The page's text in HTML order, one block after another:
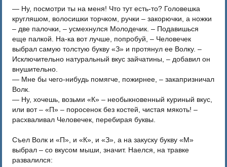
— Ну, посмотри ты на меня! Что тут есть-то? Головешка
кругляшом, волосишки торчком, ручки – закорючки, а ножки
– две палочки, – усмехнулся Молодечик. – Подавишься
еще палкой. На-ка вот лучше, попробуй, – Человечек
выбрал самую толстую букву «З» и протянул ее Волку. –
Исключительно натуральный вкус зайчатины, – добавил он
внушительно.
— Мне бы чего-нибудь помягче, пожирнее, – закапризничал
Волк.
— Ну, хочешь, возьми «К» – необыкновенный куриный вкус,
или вот – «П» – поросенок без костей, чистая мякоть! –
расхваливал Человечек, перебирая буквы.
Съел Волк и «П», и «К», и «З», а на закуску букву «М»
выбрал – со вкусом мыши, значит. Наелся, на травке
развалился: